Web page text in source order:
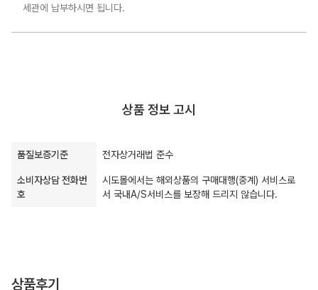
세관에 납부하시면 됩니다.
상품 정보 고시
품질보증기준 전자상거래법 준수
소비자상담 전화번
호
시도몰에서는 해외상품의 구매대행(중계) 서비스로
서 국내A/S서비스를 보장해 드리지 않습니다.
상품후기